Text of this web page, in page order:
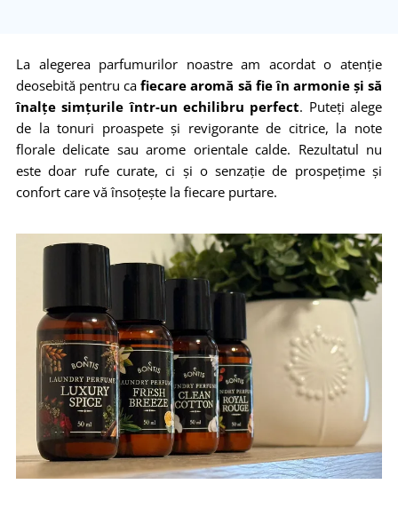
La alegerea parfumurilor noastre am acordat o atenție
deosebită pentru cafiecare aromă să fie în armonie și să
înalțe simțurile într-un echilibru perfect. Puteți alege
de la tonuri proaspete și revigorante de citrice, la note
florale delicate sau arome orientale calde. Rezultatul nu
este doar rufe curate, ci și o senzație de prospețime și
confort care vă însoțește la fiecare purtare.